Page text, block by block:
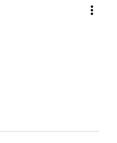
more_vert